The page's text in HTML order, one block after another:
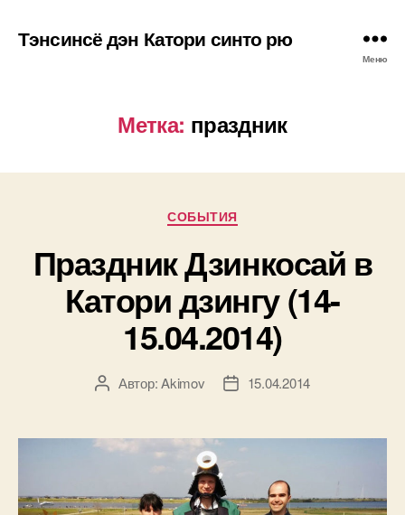
Тэнсинсё дэн Катори синто рю
Меню
Метка: праздник
Рубрики
СОБЫТИЯ
Праздник Дзинкосай в
Катори дзингу (14-
15.04.2014)
АвторАвтор:Akimov
Дата15.04.2014